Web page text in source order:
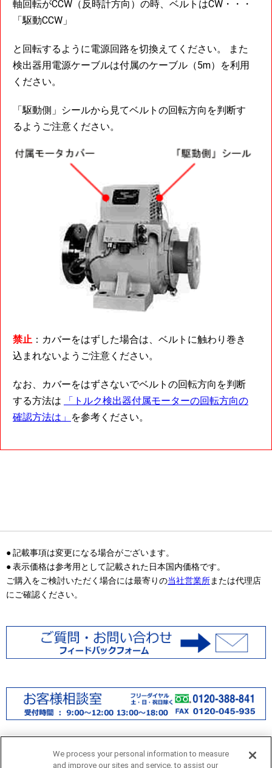
軸回転がCCW（反時計方向）の時、ベルトはCW・・・
「駆動CCW」
と回転するように電源回路を切換えてください。 また
検出器用電源ケーブルは付属のケーブル（5m）を利用
ください。
「駆動側」シールから見てベルトの回転方向を判断す
るようご注意ください。
禁止 ：カバーをはずした場合は、ベルトに触わり巻き
込まれないようご注意ください。
なお、カバーをはずさないでベルトの回転方向を判断
する方法は
「トルク検出器付属モーターの回転方向の
確認方法は」 を参考ください。
● 記載事項は変更になる場合がございます。
● 表示価格は参考用として記載された日本国内価格です。
ご購入をご検討いただく場合には最寄りの当社営業所または代理店
にご確認ください。
We process your personal information to measure
and improve our sites and service, to assist our